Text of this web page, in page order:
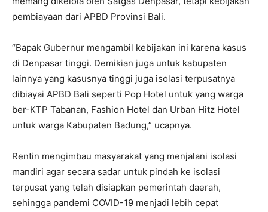
pembiayaan dari APBD Provinsi Bali.
“Bapak Gubernur mengambil kebijakan ini karena kasus
di Denpasar tinggi. Demikian juga untuk kabupaten
lainnya yang kasusnya tinggi juga isolasi terpusatnya
dibiayai APBD Bali seperti Pop Hotel untuk yang warga
ber-KTP Tabanan, Fashion Hotel dan Urban Hitz Hotel
untuk warga Kabupaten Badung,” ucapnya.
Rentin mengimbau masyarakat yang menjalani isolasi
mandiri agar secara sadar untuk pindah ke isolasi
terpusat yang telah disiapkan pemerintah daerah,
sehingga pandemi COVID-19 menjadi lebih cepat